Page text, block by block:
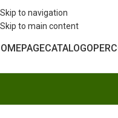
Skip to navigation
Skip to main content
CATALOGO